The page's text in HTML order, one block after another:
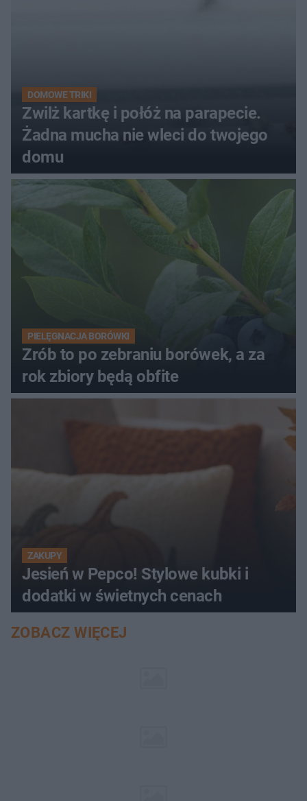
DOMOWE TRIKI
Zwilż kartkę i połóż na parapecie.
Żadna mucha nie wleci do twojego
domu
PIELĘGNACJA BORÓWKI
Zrób to po zebraniu borówek, a za
rok zbiory będą obfite
ZAKUPY
Jesień w Pepco! Stylowe kubki i
dodatki w świetnych cenach
ZOBACZ WIĘCEJ